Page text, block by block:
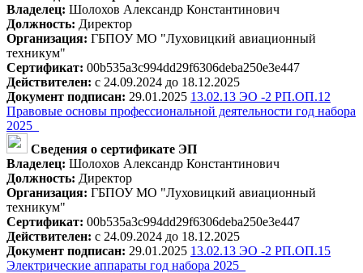
Владелец: Шолохов Александр Константинович
Должность: Директор
Организация: ГБПОУ МО "Луховицкий авиационный
техникум"
Сертификат: 00b535a3c994dd29f6306deba250e3e447
Действителен: с 24.09.2024 до 18.12.2025
Документ подписан: 29.01.2025 13.02.13 ЭО -2 РП.ОП.12
Правовые основы профессиональной деятельности год набора
2025_
Сведения о сертификате ЭП
Владелец: Шолохов Александр Константинович
Должность: Директор
Организация: ГБПОУ МО "Луховицкий авиационный
техникум"
Сертификат: 00b535a3c994dd29f6306deba250e3e447
Действителен: с 24.09.2024 до 18.12.2025
Документ подписан: 29.01.2025 13.02.13 ЭО -2 РП.ОП.15
Электрические аппараты год набора 2025_